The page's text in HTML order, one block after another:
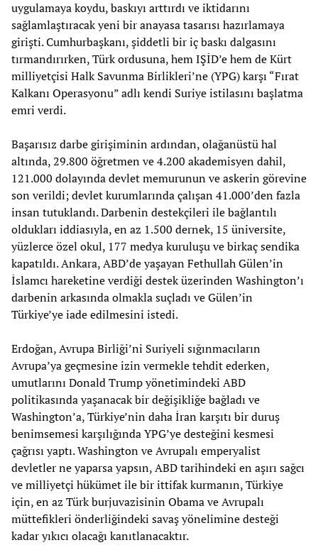
uygulamaya koydu, baskıyı arttırdı ve iktidarını
sağlamlaştıracak yeni bir anayasa tasarısı hazırlamaya
girişti. Cumhurbaşkanı, şiddetli bir iç baskı dalgasını
tırmandırırken, Türk ordusuna, hem IŞİD’e hem de Kürt
milliyetçisi Halk Savunma Birlikleri’ne (YPG) karşı “Fırat
Kalkanı Operasyonu” adlı kendi Suriye istilasını başlatma
emri verdi.
Başarısız darbe girişiminin ardından, olağanüstü hal
altında, 29.800 öğretmen ve 4.200 akademisyen dahil,
121.000 dolayında devlet memurunun ve askerin görevine
son verildi; devlet kurumlarında çalışan 41.000’den fazla
insan tutuklandı. Darbenin destekçileri ile bağlantılı
oldukları iddiasıyla, en az 1.500 dernek, 15 üniversite,
yüzlerce özel okul, 177 medya kuruluşu ve birkaç sendika
kapatıldı. Ankara, ABD’de yaşayan Fethullah Gülen’in
İslamcı hareketine verdiği destek üzerinden Washington’ı
darbenin arkasında olmakla suçladı ve Gülen’in
Türkiye’ye iade edilmesini istedi.
Erdoğan, Avrupa Birliği’ni Suriyeli sığınmacıların
Avrupa’ya geçmesine izin vermekle tehdit ederken,
umutlarını Donald Trump yönetimindeki ABD
politikasında yaşanacak bir değişikliğe bağladı ve
Washington’a, Türkiye’nin daha İran karşıtı bir duruş
benimsemesi karşılığında YPG’ye desteğini kesmesi
çağrısı yaptı. Washington ve Avrupalı emperyalist
devletler ne yaparsa yapsın, ABD tarihindeki en aşırı sağcı
ve milliyetçi hükümet ile bir ittifak kurmanın, Türkiye
için, en az Türk burjuvazisinin Obama ve Avrupalı
müttefikleri önderliğindeki savaş yönelimine desteği
kadar yıkıcı olacağı kanıtlanacaktır.